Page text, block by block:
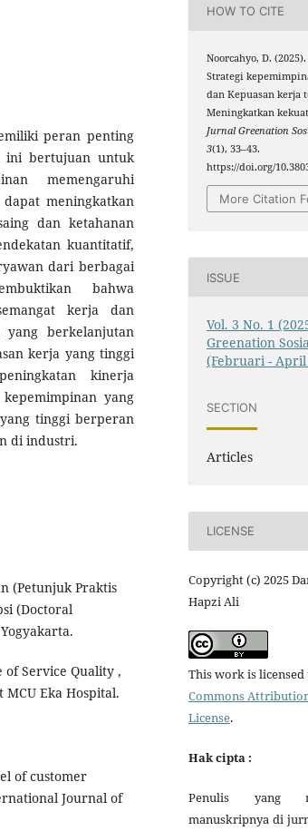
peran penting
ini bertujuan untuk
memengaruhi
meningkatkan
dan ketahanan
kuantitatif,
dari berbagai
bahwa
kerja dan
yang berkelanjutan
kerja yang tinggi
kinerja
yang
tinggi berperan
di industri.
(Petunjuk Praktis
(Doctoral
Service Quality ,
Eka Hospital.
of customer
Journal of
HOW TO CITE
Noorcahyo, D.
Strategi
dan Kepuasan kerja
Meningkatkan
Jurnal Greenation
3(1), 33–43.
https://doi.org/
More Citation
ISSUE
Vol. 3 No. 1
Greenation
(Februari - April
SECTION
Articles
LICENSE
Copyright (c) 2025
Hapzi Ali
This work is licensed
Commons
License.
Hak cipta :
Penulis yang
manuskripnya di